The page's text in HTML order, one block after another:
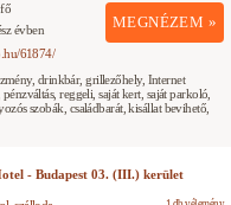
MEGNÉZEM »
évben
61874/
drinkbár, grillezőhely, Internet
reggeli, saját kert, saját parkoló,
szobák, családbarát, kisállat bevihető,
- Budapest 03. (III.) kerület